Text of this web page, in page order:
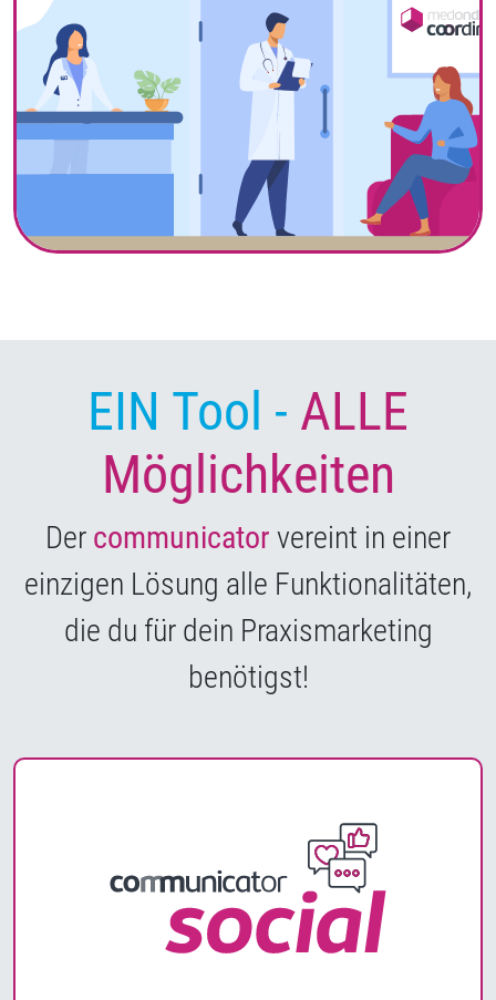
EIN Tool - ALLE
Möglichkeiten
Der communicator vereint in einer
einzigen Lösung alle Funktionalitäten,
die du für dein Praxismarketing
benötigst!